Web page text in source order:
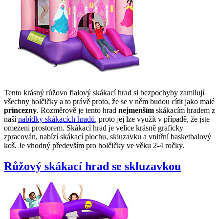
Tento krásný růžovo fialový skákací hrad si bezpochyby zamilují
všechny holčičky a to právě proto, že se v něm budou cítit jako malé
princezny. Rozměrově je tento hrad nejmenším skákacím hradem z
našínabídky skákacích hradů, proto jej lze využít v případě, že jste
omezeni prostorem. Skákací hrad je velice krásně graficky
zpracován, nabízí skákací plochu, skluzavku a vnitřní basketbalový
koš. Je vhodný především pro holčičky ve věku 2-4 ročky.
Růžový skákací hrad se skluzavkou